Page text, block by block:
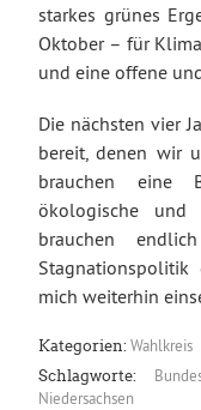
starkes grünes
Oktober – für
und eine offene
Die nächsten vier
bereit, denen wir
brauchen eine
ökologische
brauchen
mich weiterhin
Kategorien: Wahlkreis
Schlagworte:
Niedersachsen